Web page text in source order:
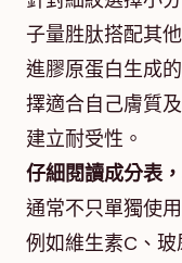
子量胜肽搭配其
進膠原蛋白生成
擇適合自己膚質
建立耐受性。
仔細閱讀成分表
通常不只單獨使
例如維生素C、